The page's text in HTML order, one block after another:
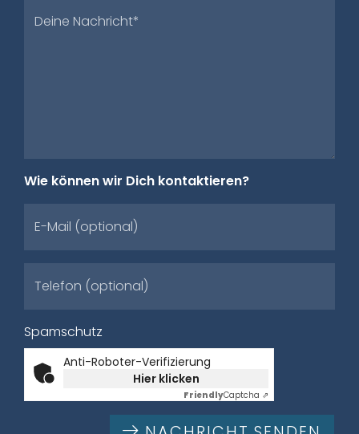
Deine Nachricht*
Wie können wir Dich kontaktieren?
E-Mail (optional)
Telefon (optional)
Spamschutz
Anti-Roboter-Verifizierung
Hier klicken
FriendlyCaptcha ⇗